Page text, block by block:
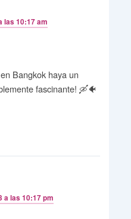
las 10:17 am
Bangkok haya un
fascinante! 🛶🐠
a las 10:17 pm